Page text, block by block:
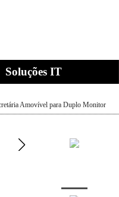
Soluções IT
Amovível para Duplo Monitor